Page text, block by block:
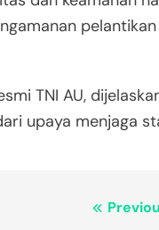
TNI AU,
upaya menjaga